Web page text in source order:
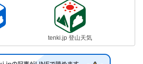
tenki.jp 登山天気